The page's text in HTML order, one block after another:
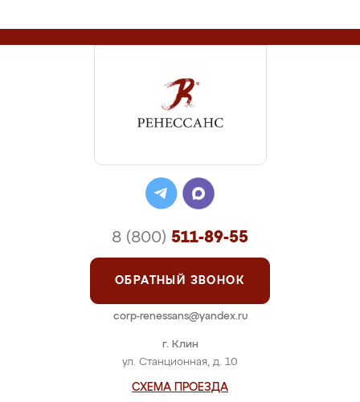
г. Клин
ул. Станционная, д. 10
СХЕМА ПРОЕЗДА
8 (800) 511-89-55
ОБРАТНЫЙ ЗВОНОК
corp-renessans@yandex.ru